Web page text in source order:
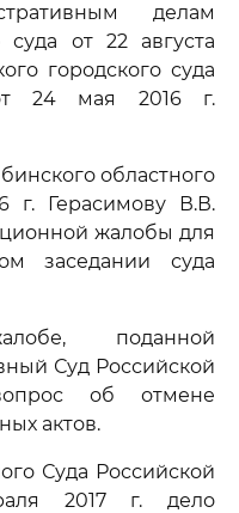
делам
суда от 22 августа
городского суда
24 мая 2016 г.
областного
г. Герасимову В.В.
жалобы для
заседании суда
поданной
Суд Российской
об отмене
актов.
Суда Российской
2017 г. дело